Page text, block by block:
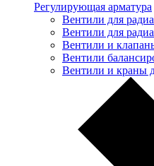
Регулирующая арматура
Вентили для
Вентили для
Вентили и
Вентили
Вентили и краны